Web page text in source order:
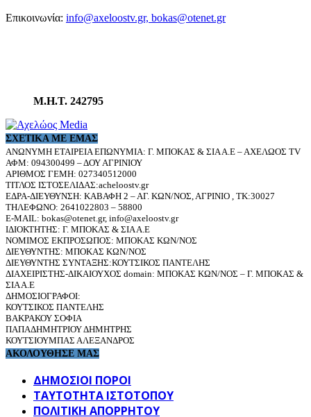
Επικοινωνία: info@axeloostv.gr, bokas@otenet.gr
Μ.Η.Τ. 242795
ΣΧΕΤΙΚΆ ΜΕ ΕΜΆΣ
ΑΝΩΝΥΜΗ ΕΤΑΙΡΕΙΑ ΕΠΩΝΥΜΙΑ: Γ. ΜΠΟΚΑΣ & ΣΙΑ Α.Ε – ΑΧΕΛΩΟΣ TV
ΑΦΜ: 094300499 – ΔΟΥ ΑΓΡΙΝΙΟΥ
ΑΡΙΘΜΟΣ ΓΕΜΗ: 027340512000
ΤΙΤΛΟΣ ΙΣΤΟΣΕΛΙΔΑΣ:acheloostv.gr
ΕΔΡΑ-ΔΙΕΥΘΥΝΣΗ: ΚΑΒΑΦΗ 2 – ΑΓ. ΚΩΝ/ΝΟΣ, ΑΓΡΙΝΙΟ , ΤΚ:30027
ΤΗΛΕΦΩΝΟ: 2641022803 – 58800
E-MAIL: bokas@otenet.gr, info@axeloostv.gr
ΙΔΙΟΚΤΗΤΗΣ: Γ. ΜΠΟΚΑΣ & ΣΙΑ Α.Ε
ΝΟΜΙΜΟΣ ΕΚΠΡΟΣΩΠΟΣ: ΜΠΟΚΑΣ ΚΩΝ/ΝΟΣ
ΔΙΕΥΘΥΝΤΗΣ: ΜΠΟΚΑΣ ΚΩΝ/ΝΟΣ
ΔΙΕΥΘΥΝΤΗΣ ΣΥΝΤΑΞΗΣ:ΚΟΥΤΣΙΚΟΣ ΠΑΝΤΕΛΗΣ
ΔΙΑΧΕΙΡΙΣΤΗΣ-ΔΙΚΑΙΟΥΧΟΣ domain: ΜΠΟΚΑΣ ΚΩΝ/ΝΟΣ – Γ. ΜΠΟΚΑΣ &
ΣΙΑ Α.Ε
ΔΗΜΟΣΙΟΓΡΑΦΟΙ:
ΚΟΥΤΣΙΚΟΣ ΠΑΝΤΕΛΗΣ
ΒΑΚΡΑΚΟΥ ΣΟΦΙΑ
ΠΑΠΑΔΗΜΗΤΡΙΟΥ ΔΗΜΗΤΡΗΣ
ΚΟΥΤΣΙΟΥΜΠΑΣ ΑΛΕΞΑΝΔΡΟΣ
ΑΚΟΛΟΥΘΗΣΕ ΜΑΣ
ΔΗΜΟΣΙΟΙ ΠΟΡΟΙ
ΤΑΥΤΌΤΗΤΑ ΙΣΤΌΤΟΠΟΥ
ΠΟΛΙΤΙΚΉ ΑΠΟΡΡΉΤΟΥ